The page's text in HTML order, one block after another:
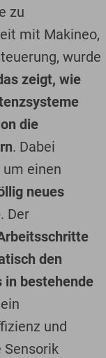
zu
mit Makineo,
wurde
zeigt, wie
die
. Dabei
einen
neues
. Der
den
bestehende
und
Sensorik